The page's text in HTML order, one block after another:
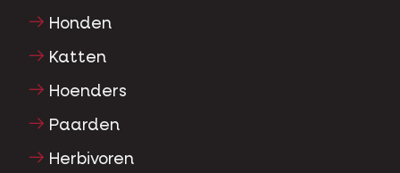
Honden
Katten
Hoenders
Paarden
Herbivoren